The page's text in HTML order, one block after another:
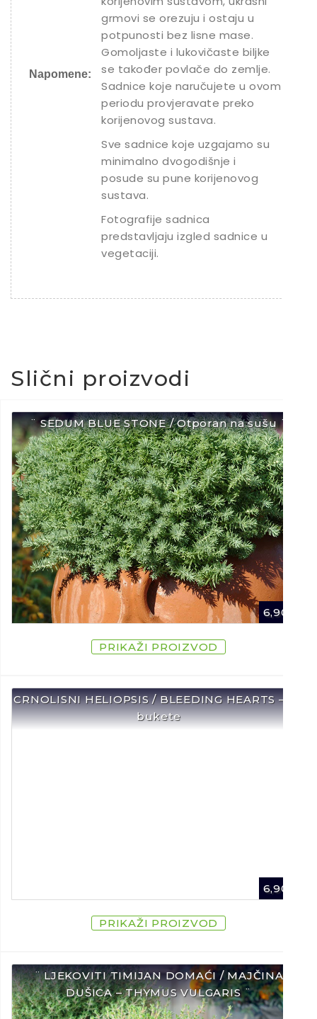
Napomene:
grmovi se orezuju i ostaju u
potpunosti bez lisne mase.
Gomoljaste i lukovičaste biljke
se također povlače do zemlje.
Sadnice koje naručujete u ovom
periodu provjeravate preko
korijenovog sustava.
Sve sadnice koje uzgajamo su
minimalno dvogodišnje i
posude su pune korijenovog
sustava.
Fotografije sadnica
predstavljaju izgled sadnice u
vegetaciji.
Slični proizvodi
¨ SEDUM BLUE STONE / Otporan na sušu ¨
6,90
PRIKAŽI PROIZVOD
CRNOLISNI HELIOPSIS / BLEEDING HEARTS – Za
bukete
6,90
PRIKAŽI PROIZVOD
¨ LJEKOVITI TIMIJAN DOMAĆI / MAJČINA
DUŠICA – THYMUS VULGARIS ¨